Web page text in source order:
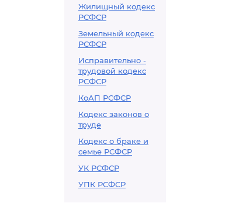
Жилищный кодекс
РСФСР
Земельный кодекс
РСФСР
Исправительно -
трудовой кодекс
РСФСР
КоАП РСФСР
Кодекс законов о
труде
Кодекс о браке и
семье РСФСР
УК РСФСР
УПК РСФСР